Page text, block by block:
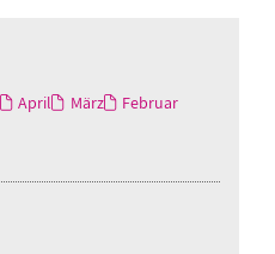
April März
Februar